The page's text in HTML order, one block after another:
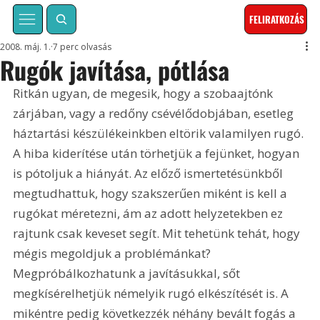
FELIRATKOZÁS
Rugók javítása, pótlása
2008. máj. 1. 7 perc olvasás
Ritkán ugyan, de megesik, hogy a szobaajtónk
zárjában, vagy a redőny csévélődobjában, esetleg
háztartási készülékeinkben eltörik valamilyen rugó.
A hiba kiderítése után törhetjük a fejünket, hogyan
is pótoljuk a hiányát. Az előző ismertetésünkből
megtudhattuk, hogy szakszerűen miként is kell a
rugókat méretezni, ám az adott helyzetekben ez
rajtunk csak keveset segít. Mit tehetünk tehát, hogy
mégis megoldjuk a problémánkat?
Megpróbálkozhatunk a javításukkal, sőt
megkísérelhetjük némelyik rugó elkészítését is. A
mikéntre pedig következzék néhány bevált fogás a